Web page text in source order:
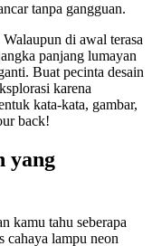
tanpa gangguan.
di awal terasa
panjang lumayan
Buat pecinta desain
karena
kata-kata, gambar,
back!
yang
kamu tahu seberapa
cahaya lampu neon